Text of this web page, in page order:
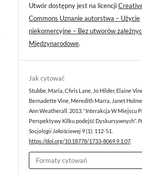
Utwór dostępny jest na licencji
Commons Uznanie autorstwa – Użycie
niekomercyjne – Bez utworów
Międzynarodowe.
Jak cytować
Stubbe, Maria, Chris Lane, Jo Hilder, Elaine
Bernadette Vine, Meredith Marra, Janet
Ann Weatherall. 2013. “Interakcja W Miejscu
Perspektywy Kilku podejść Dyskursywnych”.
Socjologii Jakościowej9 (1): 112-51.
https://doi.org/10.18778/1733-8069.9.1.07
Formaty cytowań